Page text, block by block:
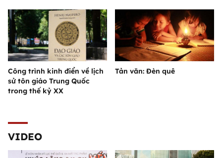
Công trình kinh điển về lịch
sử tôn giáo Trung Quốc
trong thế kỷ XX
Tản văn: Đèn quê
VIDEO